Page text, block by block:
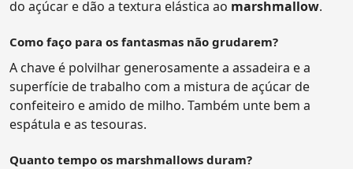
do açúcar e dão a textura elástica ao marshmallow.
Como faço para os fantasmas não grudarem?
A chave é polvilhar generosamente a assadeira e a
superfície de trabalho com a mistura de açúcar de
confeiteiro e amido de milho. Também unte bem a
espátula e as tesouras.
Quanto tempo os marshmallows duram?